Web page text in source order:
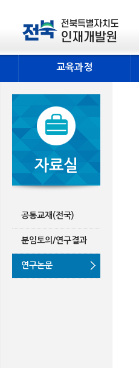
교육과정
자료실
공통교재(전국)
분임토의/연구결과
연구논문